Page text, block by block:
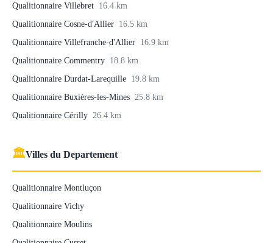
Qualitionnaire Villebret 16.4 km
Qualitionnaire Cosne-d'Allier 16.5 km
Qualitionnaire Villefranche-d'Allier 16.9 km
Qualitionnaire Commentry 18.8 km
Qualitionnaire Durdat-Larequille 19.8 km
Qualitionnaire Buxières-les-Mines 25.8 km
Qualitionnaire Cérilly 26.4 km
🏛Villes du Departement
Qualitionnaire Montluçon
Qualitionnaire Vichy
Qualitionnaire Moulins